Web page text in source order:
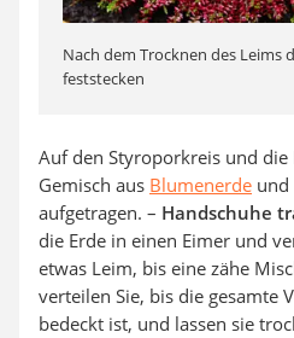
Nach dem Trocknen des Leims
feststecken
Auf den Styroporkreis und
Gemisch aus Blumenerde und
aufgetragen. – Handschuhe
die Erde in einen Eimer und
etwas Leim, bis eine zähe
verteilen Sie, bis die gesamte
bedeckt ist, und lassen sie